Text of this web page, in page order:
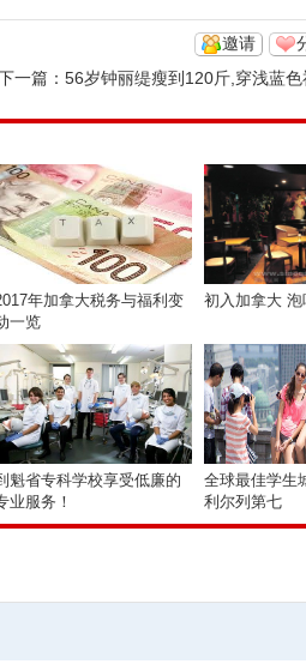
邀请
一篇： 56岁钟丽缇瘦到120斤,穿浅蓝色衬衫同框
年加拿大税务与福利变
一览
初入加拿大 泡
魁省专科学校享受低廉的
业服务！
全球最佳学生
利尔列第七